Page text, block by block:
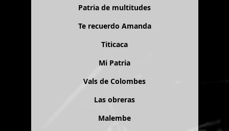
Patria de multitudes
Te recuerdo Amanda
Titicaca
Mi Patria
Vals de Colombes
Las obreras
Malembe